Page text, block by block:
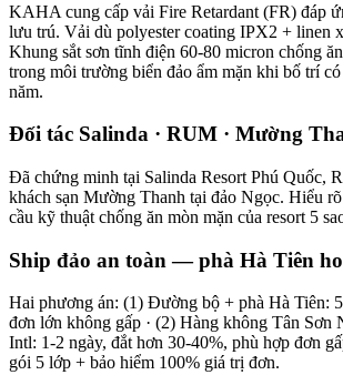
KAHA cung cấp vải Fire Retardant (FR) đáp
lưu trú. Vải dù polyester coating IPX2 + linen
Khung sắt sơn tĩnh điện 60-80 micron chống
trong môi trường biển đảo ẩm mặn khi bố trí
năm.
Đối tác Salinda · RUM · Mường
Đã chứng minh tại Salinda Resort Phú Quốc,
khách sạn Mường Thanh tại đảo Ngọc. Hiểu
cầu kỹ thuật chống ăn mòn mặn của resort 5
Ship đảo an toàn — phà Hà Tiên
Hai phương án: (1) Đường bộ + phà Hà Tiên:
đơn lớn không gấp · (2) Hàng không Tân
Intl: 1-2 ngày, đắt hơn 30-40%, phù hợp đơn
gói 5 lớp + bảo hiểm 100% giá trị đơn.